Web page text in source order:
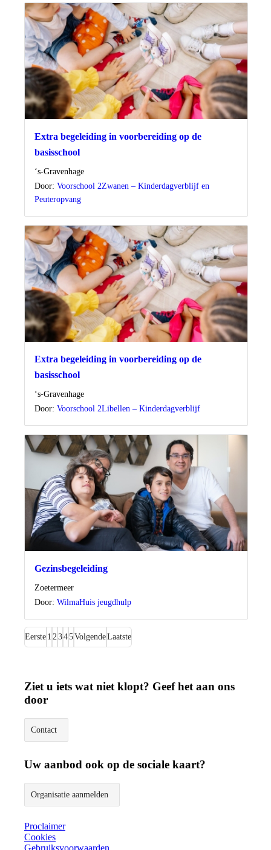
Extra begeleiding in voorbereiding op de
basisschool
Locatie
‘s-Gravenhage
Door: Voorschool 2Zwanen – Kinderdagverblijf en
Peuteropvang
Extra begeleiding in voorbereiding op de
basisschool
Locatie
‘s-Gravenhage
Door: Voorschool 2Libellen – Kinderdagverblijf
Gezinsbegeleiding
Locatie
Zoetermeer
Door: WilmaHuis jeugdhulp
Eerste 1 2345VolgendeLaatste
Ziet u iets wat niet klopt? Geef het aan ons
door
Contact
Uw aanbod ook op de sociale kaart?
Organisatie aanmelden
Proclaimer
Cookies
Gebruiksvoorwaarden